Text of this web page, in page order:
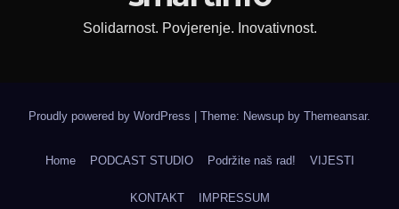
Solidarnost. Povjerenje. Inovativnost.
Proudly powered by WordPress Theme: Newsup by Themeansar.
Home PODCAST STUDIO Podržite naš rad! VIJESTI
KONTAKT IMPRESSUM